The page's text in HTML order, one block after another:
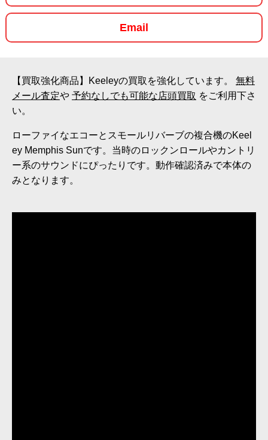
Email
【買取強化商品】Keeleyの買取を強化しています。 無料
メール査定や 予約なしでも可能な店頭買取 をご利用下さ
い。
ローファイなエコーとスモールリバーブの複合機のKeel
ey Memphis Sunです。当時のロックンロールやカントリ
ー系のサウンドにぴったりです。動作確認済みで本体の
みとなります。